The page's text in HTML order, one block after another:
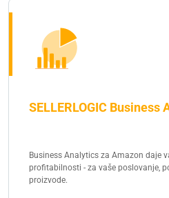
SELLERLOGIC Business
Business Analytics za Amazon daje
profitabilnosti - za vaše poslovanje,
proizvode.